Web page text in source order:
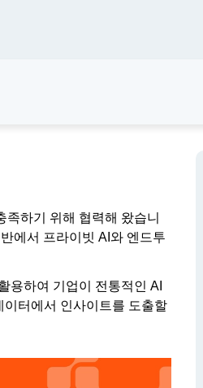
하기 위해 협력해 왔습니
에서 프라이빗 AI와 엔드투
용하여 기업이 전통적인 AI
터에서 인사이트를 도출할